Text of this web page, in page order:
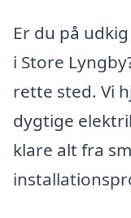
Er du på
i Store
rette sted. Vi
dygtige
klare alt fra